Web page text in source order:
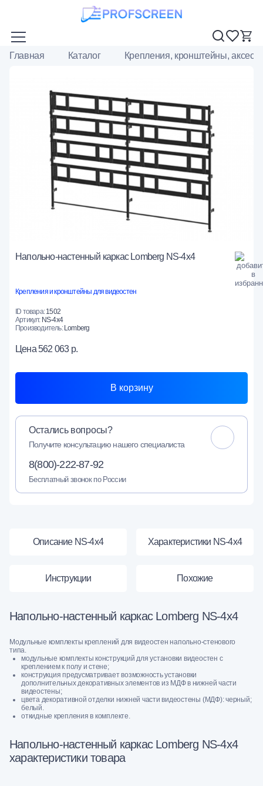
Главная Каталог Крепления, кронштейны,
Напольно-настенный каркас Lomberg NS-4х4
Крепления и кронштейны для видеостен
ID товара:1502
Артикул: NS-4х4
Производитель:Lomberg
Цена562 063 р.
В корзину
Остались вопросы?
Получите консультацию нашего специалиста
8(800)-222-87-92
Бесплатный звонок по России
Описание NS-4х4 Характеристики NS-4х4
Инструкции Похожие
Напольно-настенный каркас Lomberg NS-4х4
Модульные комплекты креплений для видеостен напольно-стенового
типа.
модульные комплекты конструкций для установки видеостен с
креплением к полу и стене;
конструкция предусматривает возможность установки
дополнительных декоративных элементов из МДФ в нижней части
видеостены;
цвета декоративной отделки нижней части видеостены (МДФ): черный;
белый.
откидные крепления в комплекте.
Напольно-настенный каркас Lomberg NS-4х4
характеристики товара